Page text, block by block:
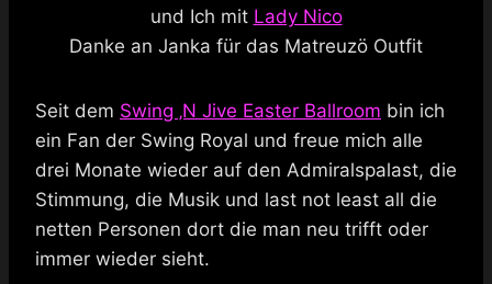
und Ich mit Lady Nico
Danke an Janka für das Matreuzö Outfit
Seit dem Swing ‚N Jive Easter Ballroom bin ich
ein Fan der Swing Royal und freue mich alle
drei Monate wieder auf den Admiralspalast, die
Stimmung, die Musik und last not least all die
netten Personen dort die man neu trifft oder
immer wieder sieht.